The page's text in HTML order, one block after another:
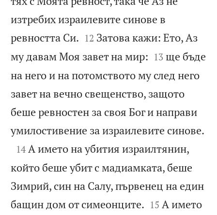
изтребих израилевите синове в
ревността Си. 

12 Затова кажи: Ето, Аз
му давам Моя завет на мир: 

13 ще бъде
на него и на потомството му след него
завет на вечно свещенство, защото
беше ревностен за своя Бог и направи
умилостивение за израилевите синове.

14 А името на убития израилтянин,
който беше убит с мадиамката, беше
Зимрий, син на Салу, първенец на един
бащин дом от симеонците. 

15 А името